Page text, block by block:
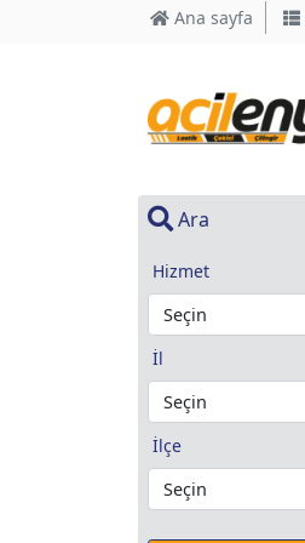
Ana sayfa
Ara
Hizmet
İl
İlçe